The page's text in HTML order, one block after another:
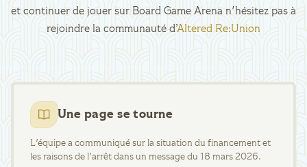
et continuer de jouer sur Board Game Arena n'hésitez pas à
rejoindre la communauté d’Altered Re:Union
Une page se tourne
L'équipe a communiqué sur la situation du financement et
les raisons de l'arrêt dans un message du 18 mars 2026.